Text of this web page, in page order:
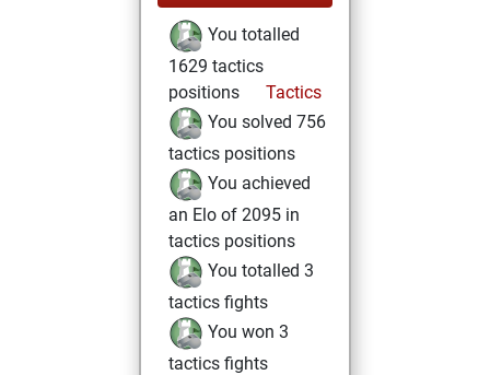
You totalled
1629 tactics
positions
Tactics
You solved 756
tactics positions
You achieved
an Elo of 2095 in
tactics positions
You totalled 3
tactics fights
You won 3
tactics fights